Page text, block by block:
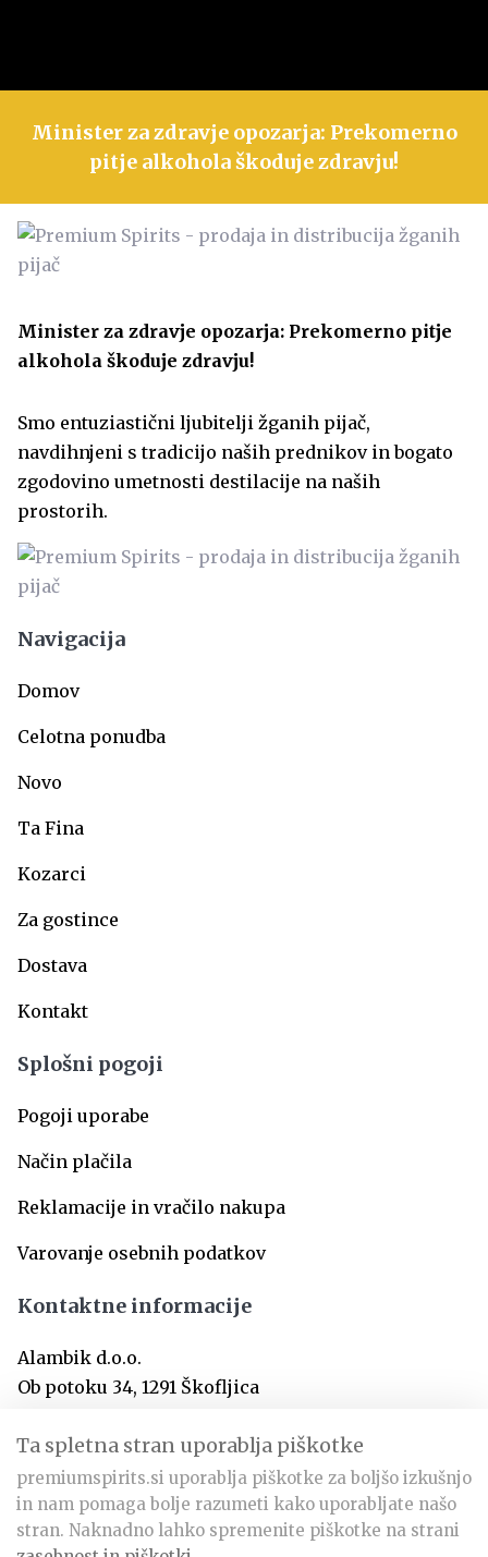
Minister za zdravje opozarja: Prekomerno
pitje alkohola škoduje zdravju!
Minister za zdravje opozarja: Prekomerno pitje
alkohola škoduje zdravju!
Smo entuziastični ljubitelji žganih pijač,
navdihnjeni s tradicijo naših prednikov in bogato
zgodovino umetnosti destilacije na naših
prostorih.
Navigacija
Domov
Celotna ponudba
Novo
Ta Fina
Kozarci
Za gostince
Dostava
Kontakt
Splošni pogoji
Pogoji uporabe
Način plačila
Reklamacije in vračilo nakupa
Varovanje osebnih podatkov
Kontaktne informacije
Alambik d.o.o.
Ob potoku 34, 1291 Škofljica
info@premiumspirits.si
+386 31 366 797
Ta spletna stran uporablja piškotke
premiumspirits.si uporablja piškotke za boljšo izkušnjo
in nam pomaga bolje razumeti kako uporabljate našo
stran. Naknadno lahko spremenite piškotke na strani